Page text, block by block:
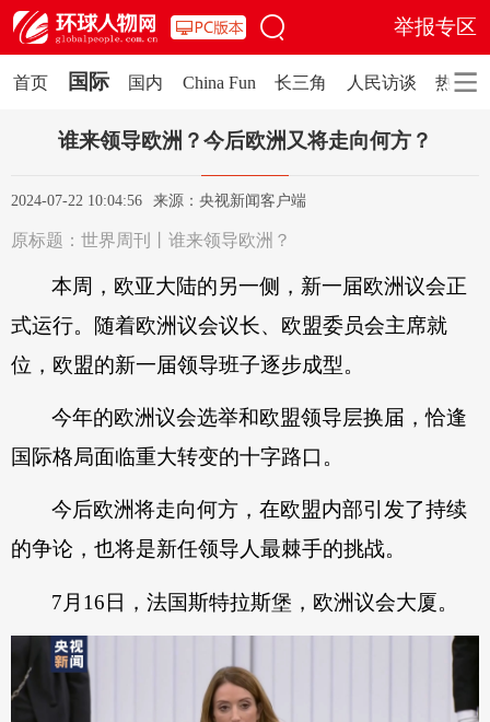
举报专区
首页 国际 国内 China Fun 长三角 人民访谈 热评
网站地图 关闭
首页 国际 国内
长三角 人民访谈 热评
面孔 视野 全媒矩阵
《环球人物》杂志 记者编辑专栏
视听天下
谁来领导欧洲？今后欧洲又将走向何方？
2024-07-22 10:04:56 来源：央视新闻客户端
原标题： 世界周刊丨谁来领导欧洲？
本周，欧亚大陆的另一侧，新一届欧洲议会正
式运行。随着欧洲议会议长、欧盟委员会主席就
位，欧盟的新一届领导班子逐步成型。
今年的欧洲议会选举和欧盟领导层换届，恰逢
国际格局面临重大转变的十字路口。
今后欧洲将走向何方，在欧盟内部引发了持续
的争论，也将是新任领导人最棘手的挑战。
7月16日，法国斯特拉斯堡，欧洲议会大厦。